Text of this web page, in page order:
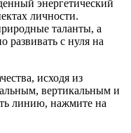
энергетический
личности.
таланты, а
развивать с нуля на
исходя из
вертикальным и
линию, нажмите на